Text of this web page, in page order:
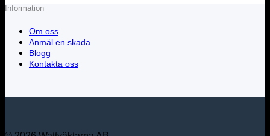
Information
Om oss
Anmäl en skada
Blogg
Kontakta oss